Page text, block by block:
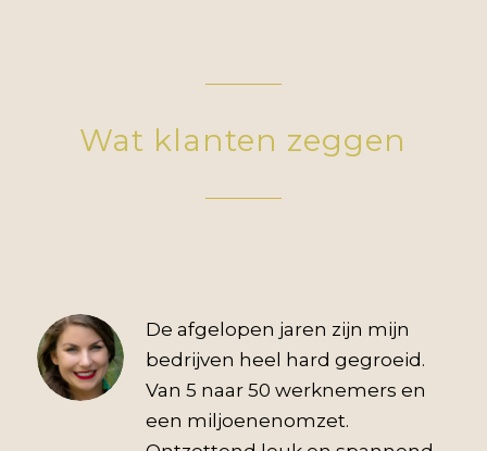
Wat klanten zeggen
De afgelopen jaren zijn mijn
bedrijven heel hard gegroeid.
Van 5 naar 50 werknemers en
een miljoenenomzet.